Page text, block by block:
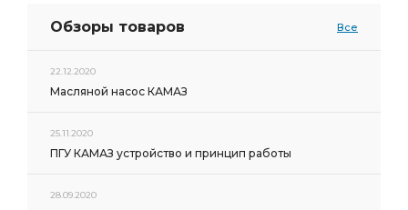
Обзоры товаров Все
22.12.2020
Масляной насос КАМАЗ
25.11.2020
ПГУ КАМАЗ устройство и принцип работы
28.09.2020